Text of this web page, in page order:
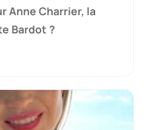
Anne Charrier, la
Bardot ?